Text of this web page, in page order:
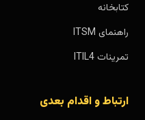
کتابخانه
راهنمای ITSM
تمرینات ITIL4
ارتباط و اقدام بعدی